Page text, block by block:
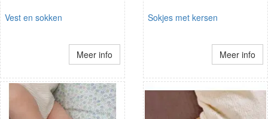
Vest en sokken
Meer info
Sokjes met kersen
Meer info